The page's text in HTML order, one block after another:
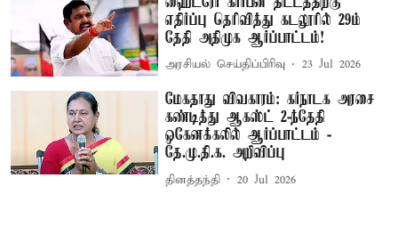
எதிர்ப்பு தெரிவித்து கடலூரில் 29ம்
தேதி அதிமுக ஆர்ப்பாட்டம்!
அரசியல் செய்திப்பிரிவு 23 Jul 2026
மேகதாது விவகாரம்: கர்நாடக அரசை
கண்டித்து ஆகஸ்ட் 2-ந்தேதி
ஒகேனக்கலில் ஆர்ப்பாட்டம் -
தே.மு.தி.க. அறிவிப்பு
தினத்தந்தி 20 Jul 2026